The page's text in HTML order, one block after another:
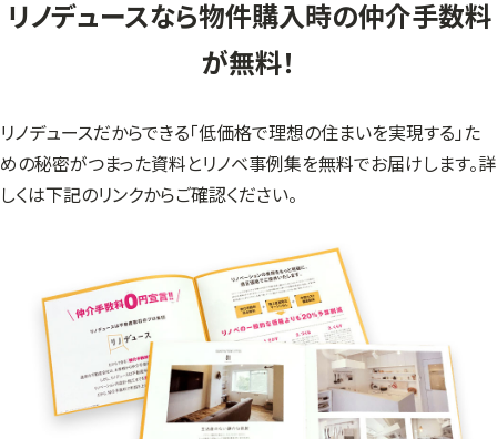
リノデュースなら物件購入時の仲介手数料
が無料！
リノデュースだからできる「低価格で理想の住まいを実現する」た
めの秘密がつまった資料とリノベ事例集を無料でお届けします。詳
しくは下記のリンクからご確認ください。